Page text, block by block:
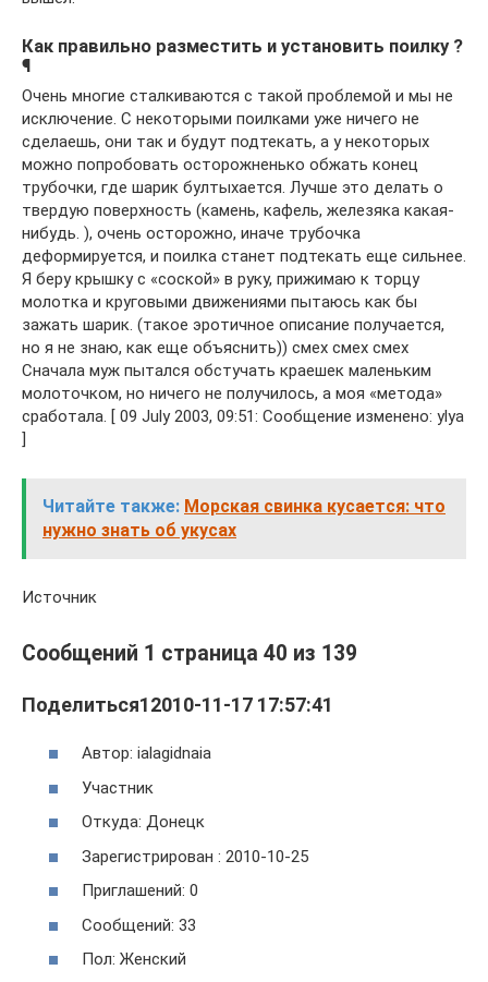
Как правильно разместить и установить поилку ?
¶
Очень многие сталкиваются с такой проблемой и мы не
исключение. С некоторыми поилками уже ничего не
сделаешь, они так и будут подтекать, а у некоторых
можно попробовать осторожненько обжать конец
трубочки, где шарик бултыхается. Лучше это делать о
твердую поверхность (камень, кафель, железяка какая-
нибудь. ), очень осторожно, иначе трубочка
деформируется, и поилка станет подтекать еще сильнее.
Я беру крышку с «соской» в руку, прижимаю к торцу
молотка и круговыми движениями пытаюсь как бы
зажать шарик. (такое эротичное описание получается,
но я не знаю, как еще объяснить)) смех смех смех
Сначала муж пытался обстучать краешек маленьким
молоточком, но ничего не получилось, а моя «метода»
сработала. [ 09 July 2003, 09:51: Сообщение изменено: ylya
]
Читайте также: Морская свинка кусается: что
нужно знать об укусах
Источник
Сообщений 1 страница 40 из 139
Поделиться12010-11-17 17:57:41
Автор: ialagidnaia
Участник
Откуда: Донецк
Зарегистрирован : 2010-10-25
Приглашений: 0
Сообщений: 33
Пол: Женский